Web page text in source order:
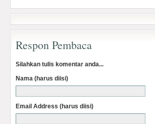
Respon Pembaca
Silahkan tulis komentar anda...
Nama (harus diisi)
Email Address (harus diisi)